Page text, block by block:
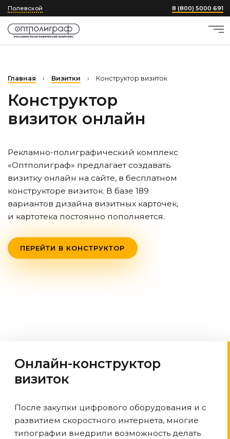
Полевской 8 (800) 5000 691
Главная › Визитки › Конструктор визиток
Конструктор
визиток онлайн
Рекламно-полиграфический комплекс
«Оптполиграф» предлагает создавать
визитку онлайн на сайте, в бесплатном
конструкторе визиток. В базе 189
вариантов дизайна визитных карточек,
и картотека постоянно пополняется.
ПЕРЕЙТИ В КОНСТРУКТОР
Онлайн-конструктор
визиток
После закупки цифрового оборудования и с
развитием скоростного интернета, многие
типографии внедрили возможность делать